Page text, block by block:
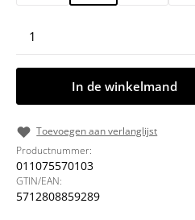
Producthoeveelheid:
In de winkelmand
Toevoegen aan verlanglijst
Productnummer:
011075570103
GTIN/EAN:
5712808859289